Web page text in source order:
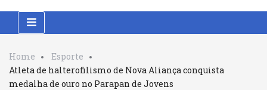
Home
Esporte
Atleta de halterofilismo de Nova Aliança conquista
medalha de ouro no Parapan de Jovens